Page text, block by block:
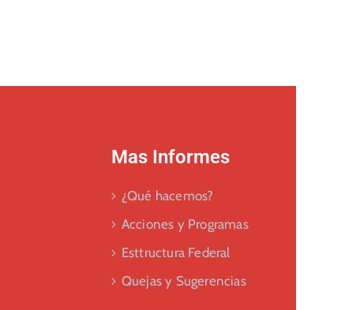
Mas Informes
¿Qué hacemos?
Acciones y Programas
Esttructura Federal
Quejas y Sugerencias